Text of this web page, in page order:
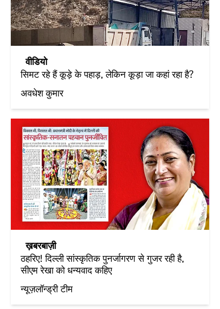
वीडियो
सिमट रहे हैं कूड़े के पहाड़, लेकिन कूड़ा जा कहां रहा है?
अवधेश कुमार
ख़बरबाज़ी
ठहरिए! दिल्ली सांस्कृतिक पुनर्जागरण से गुजर रही है,
सीएम रेखा को धन्यवाद कहिए
न्यूज़लॉन्ड्री टीम